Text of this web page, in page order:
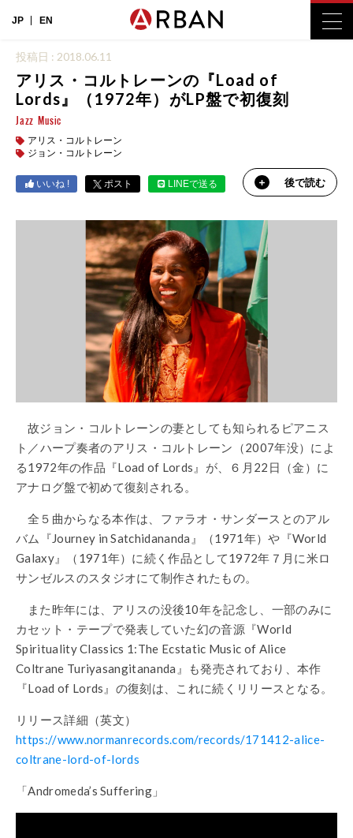
JP EN
投稿日 : 2018.06.11
アリス・コルトレーンの『Load of
Lords』（1972年）がLP盤で初復刻
Jazz Music
アリス・コルトレーン
ジョン・コルトレーン
いいね ! ポスト LINEで送る 後で読む
故ジョン・コルトレーンの妻としても知られるピアニス
ト／ハープ奏者のアリス・コルトレーン（2007年没）によ
る1972年の作品『Load of Lords』が、６月22日（金）に
アナログ盤で初めて復刻される。
全５曲からなる本作は、ファラオ・サンダースとのアル
バム『Journey in Satchidananda』（1971年）や『World
Galaxy』（1971年）に続く作品として1972年７月に米ロ
サンゼルスのスタジオにて制作されたもの。
また昨年には、アリスの没後10年を記念し、一部のみに
カセット・テープで発表していた幻の音源『World
Spirituality Classics 1:The Ecstatic Music of Alice
Coltrane Turiyasangitananda』も発売されており、本作
『Load of Lords』の復刻は、これに続くリリースとなる。
リリース詳細（英文）
https://www.normanrecords.com/records/171412-alice-
coltrane-lord-of-lords
「Andromeda’s Suffering」